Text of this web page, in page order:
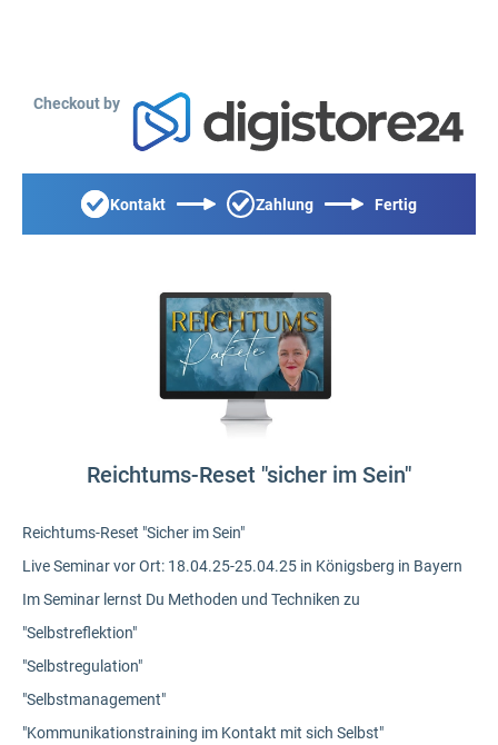
Checkout by
Kontakt Zahlung Fertig
Reichtums-Reset "sicher im Sein"
Reichtums-Reset "Sicher im Sein"
Live Seminar vor Ort: 18.04.25-25.04.25 in Königsberg in Bayern
Im Seminar lernst Du Methoden und Techniken zu
"Selbstreflektion"
"Selbstregulation"
"Selbstmanagement"
"Kommunikationstraining im Kontakt mit sich Selbst"